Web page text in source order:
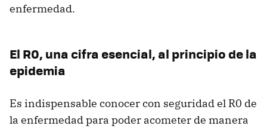
enfermedad.
El R0, una cifra esencial, al principio de la
epidemia
Es indispensable conocer con seguridad el R0 de
la enfermedad para poder acometer de manera